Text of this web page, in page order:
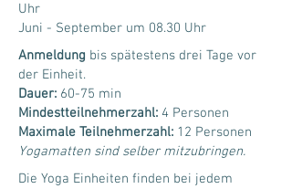
Uhr
Juni - September um 08.30 Uhr
Anmeldung bis spätestens drei Tage vor
der Einheit.
Dauer: 60-75 min
Mindestteilnehmerzahl: 4 Personen
Maximale Teilnehmerzahl: 12 Personen
Yogamatten sind selber mitzubringen.
Die Yoga Einheiten finden bei jedem